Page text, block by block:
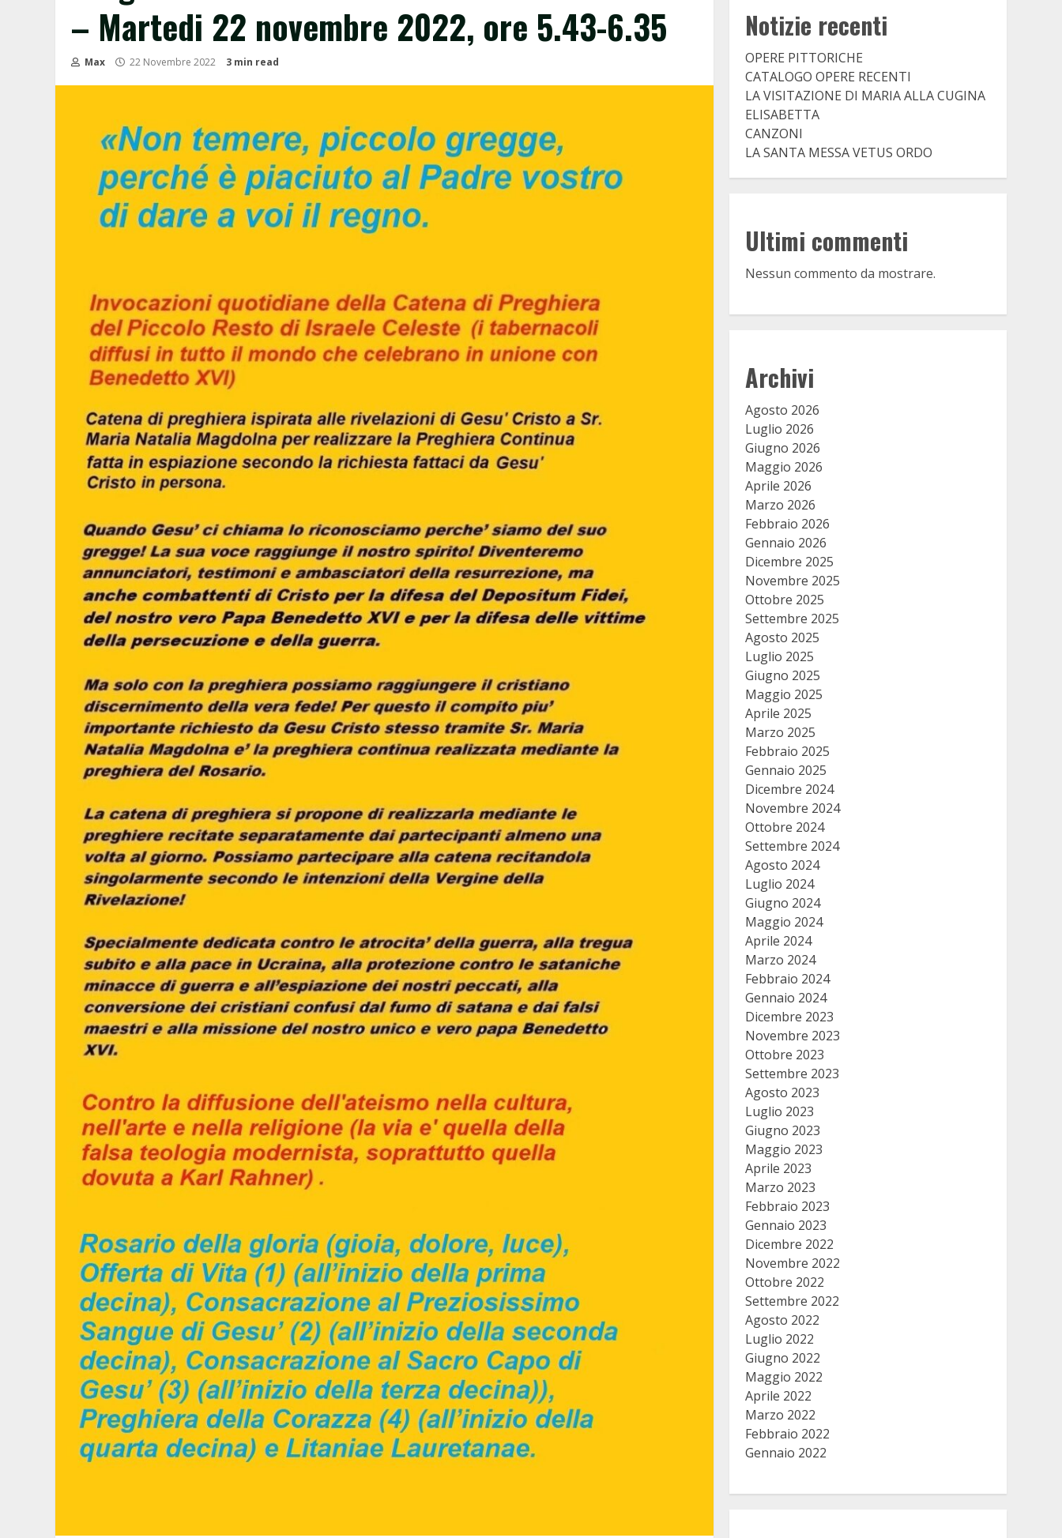
– Martedi 22 novembre 2022, ore 5.43-6.35
Max 22 Novembre 2022 3 min read
Notizie recenti
OPERE PITTORICHE
CATALOGO OPERE RECENTI
LA VISITAZIONE DI MARIA ALLA CUGINA
ELISABETTA
CANZONI
LA SANTA MESSA VETUS ORDO
Ultimi commenti
Nessun commento da mostrare.
Archivi
Agosto 2026
Luglio 2026
Giugno 2026
Maggio 2026
Aprile 2026
Marzo 2026
Febbraio 2026
Gennaio 2026
Dicembre 2025
Novembre 2025
Ottobre 2025
Settembre 2025
Agosto 2025
Luglio 2025
Giugno 2025
Maggio 2025
Aprile 2025
Marzo 2025
Febbraio 2025
Gennaio 2025
Dicembre 2024
Novembre 2024
Ottobre 2024
Settembre 2024
Agosto 2024
Luglio 2024
Giugno 2024
Maggio 2024
Aprile 2024
Marzo 2024
Febbraio 2024
Gennaio 2024
Dicembre 2023
Novembre 2023
Ottobre 2023
Settembre 2023
Agosto 2023
Luglio 2023
Giugno 2023
Maggio 2023
Aprile 2023
Marzo 2023
Febbraio 2023
Gennaio 2023
Dicembre 2022
Novembre 2022
Ottobre 2022
Settembre 2022
Agosto 2022
Luglio 2022
Giugno 2022
Maggio 2022
Aprile 2022
Marzo 2022
Febbraio 2022
Gennaio 2022